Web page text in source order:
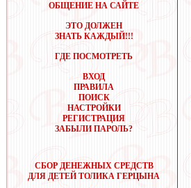
ОБЩЕНИЕ НА САЙТЕ
ЭТО ДОЛЖЕН
ЗНАТЬ КАЖДЫЙ!!!
ГДЕ ПОСМОТРЕТЬ
ВХОД
ПРАВИЛА
ПОИСК
НАСТРОЙКИ
РЕГИСТРАЦИЯ
ЗАБЫЛИ ПАРОЛЬ?
СБОР ДЕНЕЖНЫХ СРЕДСТВ
ДЛЯ ДЕТЕЙ ТОЛИКА ГЕРЦЫНА